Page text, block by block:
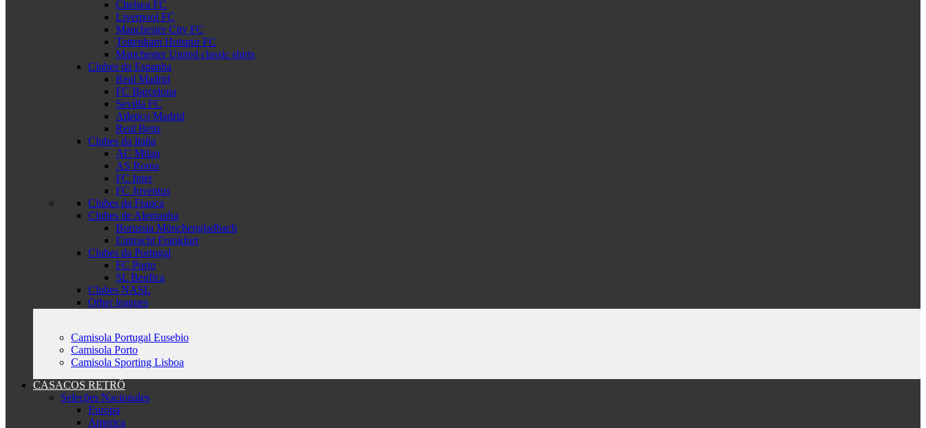
Chelsea FC
Liverpool FC
Manchester City FC
Tottenham Hotspur FC
Manchester United classic shirts
Clubes da Espanha
Real Madrid
FC Barcelona
Sevilla FC
Atletico Madrid
Real Betis
Clubes da Italia
AC Milan
AS Roma
FC Inter
FC Juventus
Clubes da França
Clubes de Alemanha
Borussia Mönchengladbach
Eintracht Frankfurt
Clubes da Portugal
FC Porto
SL Benfica
Clubes NASL
Other leagues
Camisola Portugal Eusebio
Camisola Porto
Camisola Sporting Lisboa
CASACOS RETRÔ
Seleções Nacionales
Europa
America